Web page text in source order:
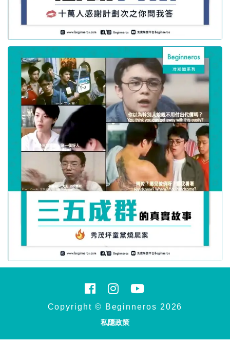
Copyright © Beginneros 2026
私隱政策